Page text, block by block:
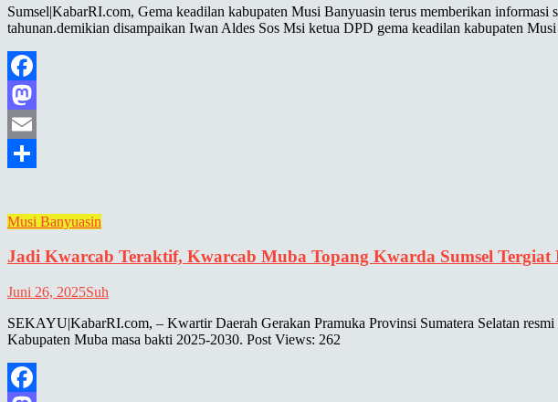
Sumsel|KabarRI.com, Gema keadilan kabupaten Musi Banyuasin terus memberikan
tahunan.demikian disampaikan Iwan Aldes Sos Msi ketua DPD gema keadilan kabupaten
Facebook
Mastodon
Email
Musi Banyuasin
Jadi Kwarcab Teraktif, Kwarcab Muba Topang Kwarda Sumsel Tergiat
Juni 26, 2025Suh
SEKAYU|KabarRI.com, – Kwartir Daerah Gerakan Pramuka Provinsi Sumatera Selatan
Kabupaten Muba masa bakti 2025-2030. Post Views: 262